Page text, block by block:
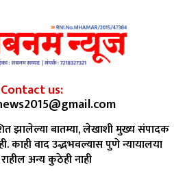
Contact us:
झालेल्या बातम्या, लेखाशी मुख्य संपादक
वाद उद्भभवल्यास पुणे न्यायालया
अन्य कुठेही नाही